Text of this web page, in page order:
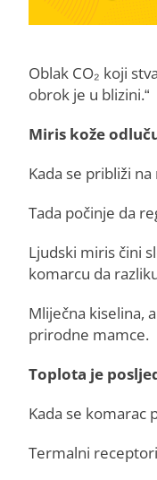
Oblak CO₂ koji
obrok je u blizini.“
Miris kože
Kada se približi
Tada počinje da
Ljudski miris čini
komarcu da
Mliječna kiselina,
prirodne mamce.
Toplota je
Kada se komarac
Termalni